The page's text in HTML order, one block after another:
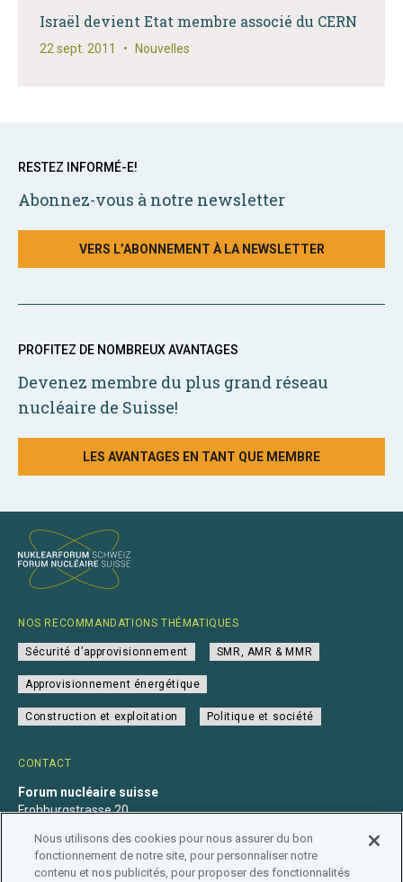
Israël devient Etat membre associé du CERN
22 sept. 2011 • Nouvelles
RESTEZ INFORMÉ-E!
Abonnez-vous à notre newsletter
VERS L’ABONNEMENT À LA NEWSLETTER
PROFITEZ DE NOMBREUX AVANTAGES
Devenez membre du plus grand réseau
nucléaire de Suisse!
LES AVANTAGES EN TANT QUE MEMBRE
CONTACT
Forum nucléaire suisse
Frohburgstrasse 20
+41 31 560 36 50
info@nuklearforum.ch
NOS RECOMMANDATIONS THÉMATIQUES
Sécurité d’approvisionnement SMR, AMR & MMR
Approvisionnement énergétique
Construction et exploitation Politique et société
Nous utilisons des cookies pour nous assurer du bon
fonctionnement de notre site, pour personnaliser notre
contenu et nos publicités, pour proposer des fonctionnalités